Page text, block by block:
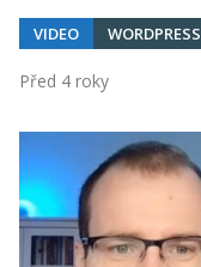
VIDEO WORDPRESS
Před 4 roky